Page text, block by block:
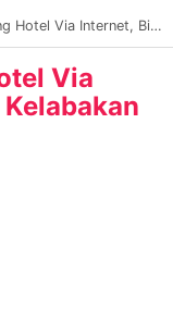
Biar Kamu Gak Kelabakan
Via